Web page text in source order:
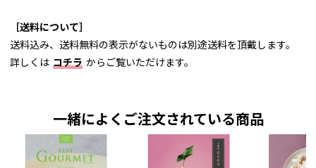
［送料について］
送料込み、送料無料の表示がないものは別途送料を頂戴します。
詳しくは コチラ からご覧いただけます。
一緒によくご注文されている商品